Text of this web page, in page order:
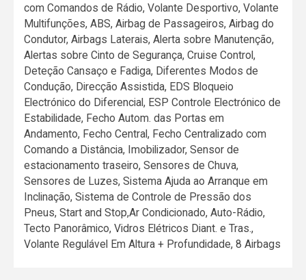
com Comandos de Rádio, Volante Desportivo, Volante
Multifunções, ABS, Airbag de Passageiros, Airbag do
Condutor, Airbags Laterais, Alerta sobre Manutenção,
Alertas sobre Cinto de Segurança, Cruise Control,
Deteção Cansaço e Fadiga, Diferentes Modos de
Condução, Direcção Assistida, EDS Bloqueio
Electrónico do Diferencial, ESP Controle Electrónico de
Estabilidade, Fecho Autom. das Portas em
Andamento, Fecho Central, Fecho Centralizado com
Comando a Distância, Imobilizador, Sensor de
estacionamento traseiro, Sensores de Chuva,
Sensores de Luzes, Sistema Ajuda ao Arranque em
Inclinação, Sistema de Controle de Pressão dos
Pneus, Start and Stop,Ar Condicionado, Auto-Rádio,
Tecto Panorâmico, Vidros Elétricos Diant. e Tras.,
Volante Regulável Em Altura + Profundidade, 8 Airbags